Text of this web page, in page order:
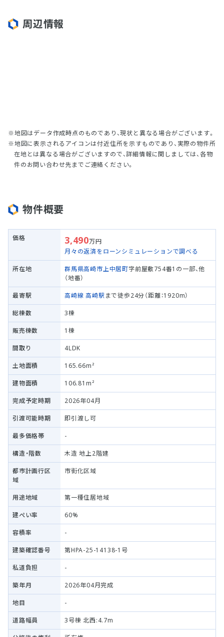
周辺情報
地図はデータ作成時点のものであり、現状と異なる場合がございます。
地図に表示されるアイコンは付近住所を示すものであり、実際の物件所
在地とは異なる場合がございますので、詳細情報に関しましては、各物
件のお問い合わせ先までご連絡ください。
物件概要
価格 3,490万円
月々の返済をローンシミュレーションで調べる
所在地 群馬県高崎市上中居町字前屋敷754番1の一部、他
（地番）
最寄駅 高崎線 高崎駅 まで徒歩24分（距離：1920m）
総棟数 3棟
販売棟数 1棟
間取り 4LDK
土地面積 165.66m²
建物面積 106.81m²
完成予定時期 2026年04月
引渡可能時期 即引渡し可
最多価格帯 -
構造・階数 木造 地上2階建
都市計画行区
域
市街化区域
用途地域 第一種住居地域
建ぺい率 60%
容積率 -
建築確認番号 第HPA-25-14138-1号
私道負担 -
築年月 2026年04月完成
地目 -
道路幅員 3号棟 北西:4.7m